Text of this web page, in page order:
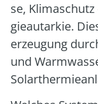
se,
gie­aut­ar­kie.
erzeu­gung
und